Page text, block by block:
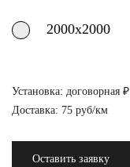
2000х2000
Установка: договорная ₽
Доставка: 75 руб/км
Оставить заявку